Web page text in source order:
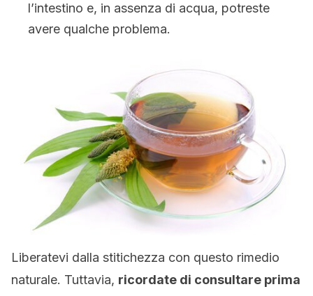
l’intestino e, in assenza di acqua, potreste
avere qualche problema.
Liberatevi dalla stitichezza con questo rimedio
naturale. Tuttavia, ricordate di consultare prima